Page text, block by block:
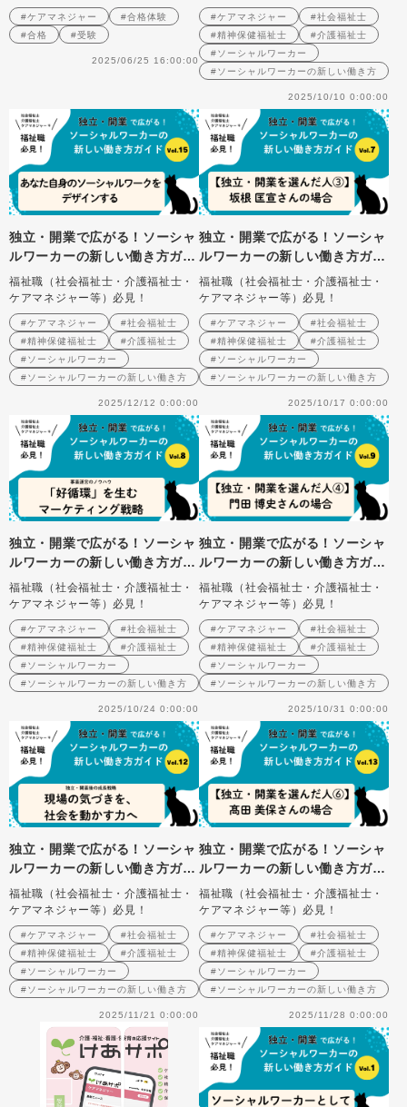
ュー
#ケアマネジャー
#合格体験
#合格
#受験
2025/06/25 16:00:00
#ケアマネジャー
#社会福祉士
#精神保健福祉士
#介護福祉士
#ソーシャルワーカー
#ソーシャルワーカーの新しい働き方
2025/10/10 0:00:00
独立・開業で広がる！ソーシャ
ルワーカーの新しい働き方ガイ
ド Vol.15 あなた自身のソー
シャルワークをデザインする
福祉職（社会福祉士・介護福祉士・
ケアマネジャー等）必見！
#ケアマネジャー
#社会福祉士
#精神保健福祉士
#介護福祉士
#ソーシャルワーカー
#ソーシャルワーカーの新しい働き方
2025/12/12 0:00:00
独立・開業で広がる！ソーシャ
ルワーカーの新しい働き方ガイ
ド Vol.7【独立・開業を選ん
だ人③】坂根 匡宣さん（一般
社団法人ダイアロゴス）の場合
福祉職（社会福祉士・介護福祉士・
ケアマネジャー等）必見！
#ケアマネジャー
#社会福祉士
#精神保健福祉士
#介護福祉士
#ソーシャルワーカー
#ソーシャルワーカーの新しい働き方
2025/10/17 0:00:00
独立・開業で広がる！ソーシャ
ルワーカーの新しい働き方ガイ
ド Vol.8 事業運営のノウハ
ウ：「好循環」を生むマーケテ
ィング戦略
福祉職（社会福祉士・介護福祉士・
ケアマネジャー等）必見！
#ケアマネジャー
#社会福祉士
#精神保健福祉士
#介護福祉士
#ソーシャルワーカー
#ソーシャルワーカーの新しい働き方
2025/10/24 0:00:00
独立・開業で広がる！ソーシャ
ルワーカーの新しい働き方ガイ
ド Vol.9 【独立・開業を選
んだ人④】門田博史さん（合同
会社オフィスSora彩・そらい
ろ社会福祉士事務所）の場合
福祉職（社会福祉士・介護福祉士・
ケアマネジャー等）必見！
#ケアマネジャー
#社会福祉士
#精神保健福祉士
#介護福祉士
#ソーシャルワーカー
#ソーシャルワーカーの新しい働き方
2025/10/31 0:00:00
独立・開業で広がる！ソーシャ
ルワーカーの新しい働き方ガイ
ド Vol.12 独立・開業後の成
長戦略：現場の気づきを、社会
を動かす力へ
福祉職（社会福祉士・介護福祉士・
ケアマネジャー等）必見！
#ケアマネジャー
#社会福祉士
#精神保健福祉士
#介護福祉士
#ソーシャルワーカー
#ソーシャルワーカーの新しい働き方
2025/11/21 0:00:00
独立・開業で広がる！ソーシャ
ルワーカーの新しい働き方ガイ
ド Vol.13 【独立・開業を選
んだ人⑥】髙田美保さん（一般
社団法人 社会福祉士事務所に
じみる/フリー社会福祉士）の
場合
福祉職（社会福祉士・介護福祉士・
ケアマネジャー等）必見！
#ケアマネジャー
#社会福祉士
#精神保健福祉士
#介護福祉士
#ソーシャルワーカー
#ソーシャルワーカーの新しい働き方
2025/11/28 0:00:00